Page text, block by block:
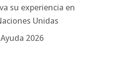
su experiencia en
Unidas
2026